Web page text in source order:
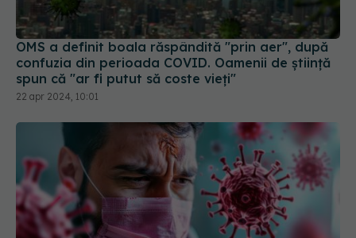
OMS a definit boala răspândită "prin aer", după
confuzia din perioada COVID. Oamenii de știință
spun că "ar fi putut să coste vieți"
22 apr 2024, 10:01